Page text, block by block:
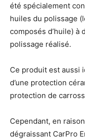
été spécialement
huiles du polissage
composés d’huile) à
polissage réalisé.
Ce produit est aussi
d’une protection
protection de
Cependant, en
dégraissant CarPro